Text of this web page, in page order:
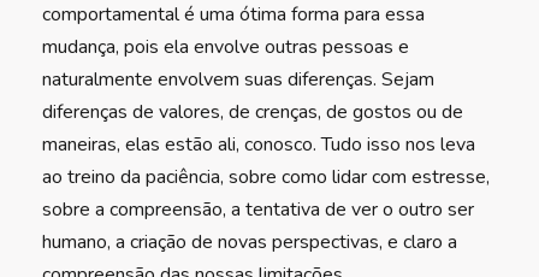
comportamental é uma ótima forma para essa
mudança, pois ela envolve outras pessoas e
naturalmente envolvem suas diferenças. Sejam
diferenças de valores, de crenças, de gostos ou de
maneiras, elas estão ali, conosco. Tudo isso nos leva
ao treino da paciência, sobre como lidar com estresse,
sobre a compreensão, a tentativa de ver o outro ser
humano, a criação de novas perspectivas, e claro a